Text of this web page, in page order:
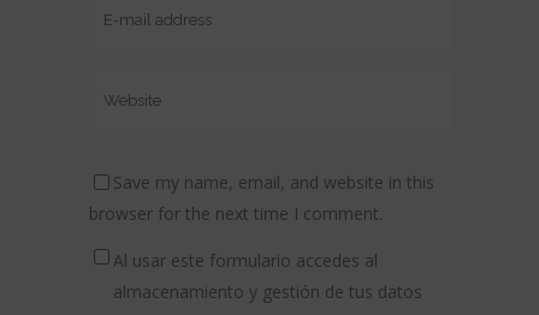
Save my name, email, and website in this
browser for the next time I comment.
Al usar este formulario accedes al
almacenamiento y gestión de tus datos